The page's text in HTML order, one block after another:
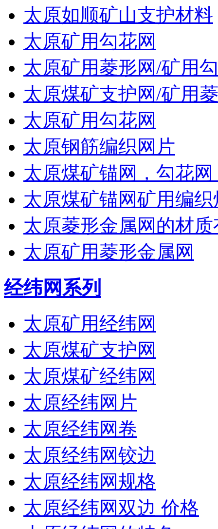
太原如顺矿山支护材料
太原矿用勾花网
太原矿用菱形网/矿用
太原煤矿支护网/矿用
太原矿用勾花网
太原钢筋编织网片
太原煤矿锚网，勾花
太原煤矿锚网矿用编
太原菱形金属网的材质
太原矿用菱形金属网
经纬网系列
太原矿用经纬网
太原煤矿支护网
太原煤矿经纬网
太原经纬网片
太原经纬网卷
太原经纬网铰边
太原经纬网规格
太原经纬网双边 价格